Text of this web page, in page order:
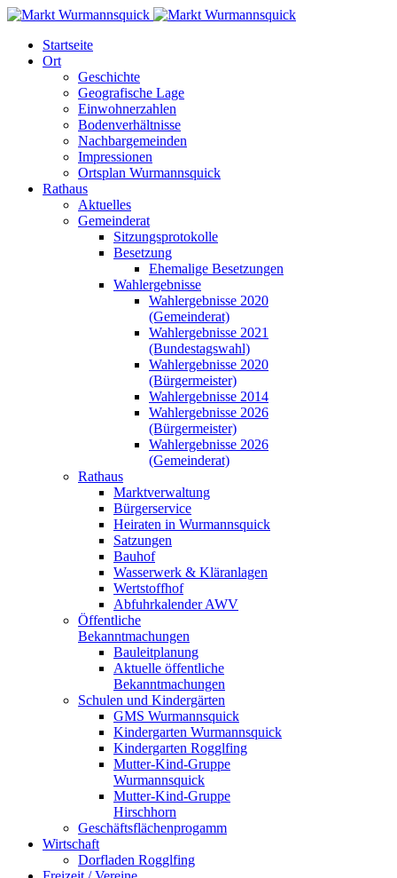
Startseite
Ort
Geschichte
Geografische Lage
Einwohnerzahlen
Bodenverhältnisse
Nachbargemeinden
Impressionen
Ortsplan Wurmannsquick
Rathaus
Aktuelles
Gemeinderat
Sitzungsprotokolle
Besetzung
Ehemalige Besetzungen
Wahlergebnisse
Wahlergebnisse 2020
(Gemeinderat)
Wahlergebnisse 2021
(Bundestagswahl)
Wahlergebnisse 2020
(Bürgermeister)
Wahlergebnisse 2014
Wahlergebnisse 2026
(Bürgermeister)
Wahlergebnisse 2026
(Gemeinderat)
Rathaus
Marktverwaltung
Bürgerservice
Heiraten in Wurmannsquick
Satzungen
Bauhof
Wasserwerk & Kläranlagen
Wertstoffhof
Abfuhrkalender AWV
Öffentliche
Bekanntmachungen
Bauleitplanung
Aktuelle öffentliche
Bekanntmachungen
Schulen und Kindergärten
GMS Wurmannsquick
Kindergarten Wurmannsquick
Kindergarten Rogglfing
Mutter-Kind-Gruppe
Wurmannsquick
Mutter-Kind-Gruppe
Hirschhorn
Geschäftsflächenprogamm
Wirtschaft
Dorfladen Rogglfing